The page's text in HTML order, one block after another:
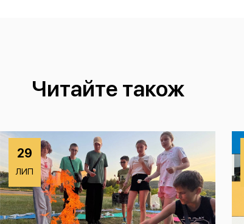
Читайте також
29
ЛИП